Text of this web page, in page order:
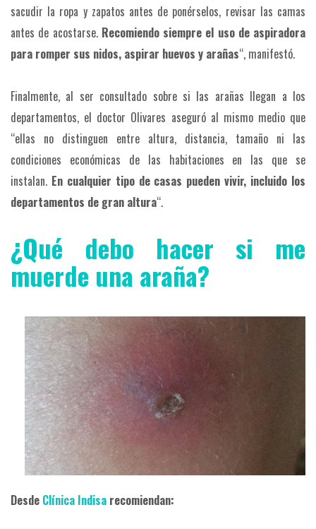
sacudir la ropa y zapatos antes de ponérselos, revisar las camas
antes de acostarse. Recomiendo siempre el uso de aspiradora
para romper sus nidos, aspirar huevos y arañas“, manifestó.
Finalmente, al ser consultado sobre si las arañas llegan a los
departamentos, el doctor Olivares aseguró al mismo medio que
“ellas no distinguen entre altura, distancia, tamaño ni las
condiciones económicas de las habitaciones en las que se
instalan. En cualquier tipo de casas pueden vivir, incluido los
departamentos de gran altura“.
¿Qué debo hacer si me
muerde una araña?
Desde Clínica Indisa recomiendan: